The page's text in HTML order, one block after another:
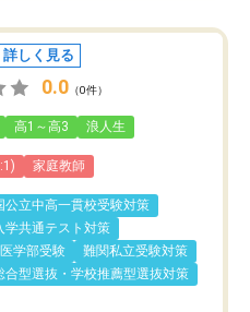
詳しく見る
0.0 （0件）
高1～高3 浪人生
家庭教師
公立中高一貫校受験対策
学共通テスト対策
医学部受験
難関私立受験対策
合型選抜・学校推薦型選抜対策